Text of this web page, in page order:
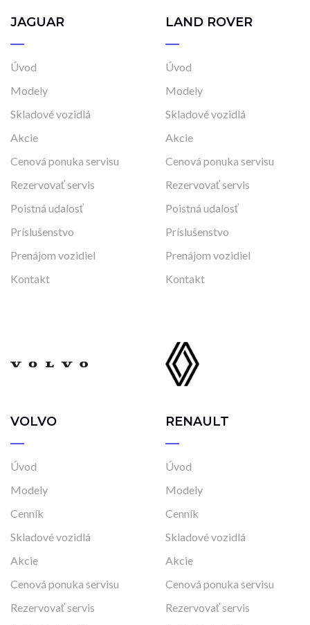
JAGUAR
Úvod
Modely
Skladové vozidlá
Akcie
Cenová ponuka servisu
Rezervovať servis
Poistná udalosť
Príslušenstvo
Prenájom vozidiel
Kontakt
LAND ROVER
Úvod
Modely
Skladové vozidlá
Akcie
Cenová ponuka servisu
Rezervovať servis
Poistná udalosť
Príslušenstvo
Prenájom vozidiel
Kontakt
VOLVO
Úvod
Modely
Cenník
Skladové vozidlá
Akcie
Cenová ponuka servisu
Rezervovať servis
RENAULT
Úvod
Modely
Cenník
Skladové vozidlá
Akcie
Cenová ponuka servisu
Rezervovať servis